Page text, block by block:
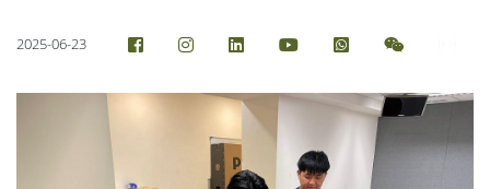
2025-06-23